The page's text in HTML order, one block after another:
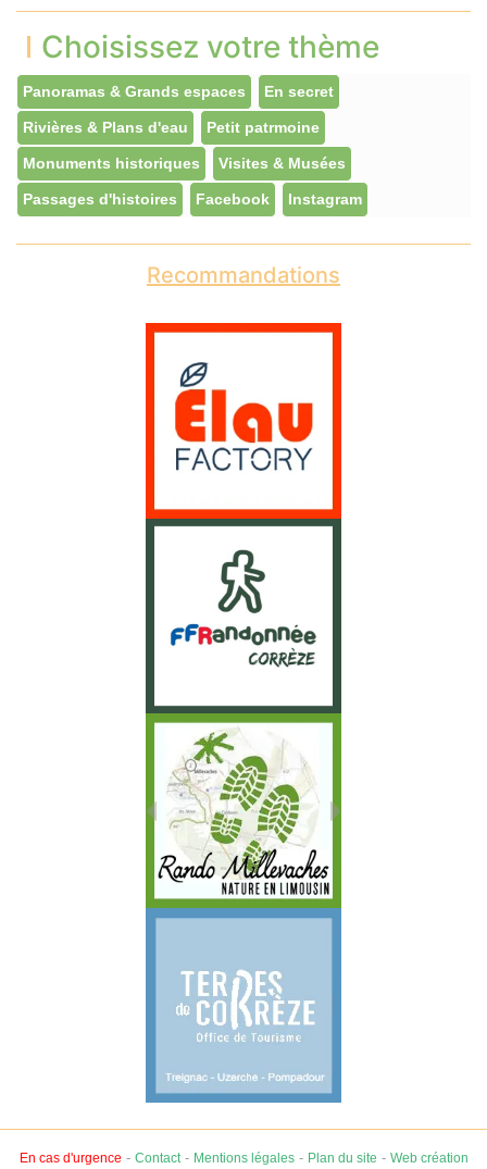
Choisissez votre thème
Panoramas & Grands espaces En secret
Rivières & Plans d'eau Petit patrmoine
Monuments historiques Visites & Musées
Passages d'histoires Facebook Instagram
Recommandations
En cas d'urgence - Contact- Mentions légales- Plan du site - Web création